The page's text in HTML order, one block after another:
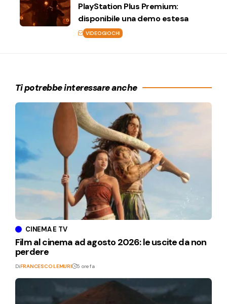
PlayStation Plus Premium:
disponibile una demo estesa
VIDEOGIOCHI
Ti potrebbe interessare anche
CINEMA E TV
Film al cinema ad agosto 2026: le uscite da non
perdere
DiFRANCESCO LEMURI 5 ore fa